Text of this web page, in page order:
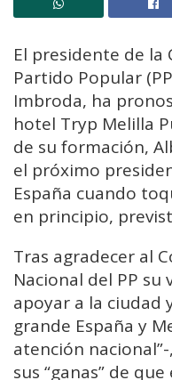
El presidente de la
Partido Popular
Imbroda, ha
hotel Tryp Melilla
de su formación,
el próximo
España cuando
en principio,
Tras agradecer al
Nacional del PP su
apoyar a la ciudad
grande España y
atención
sus “ganas” de